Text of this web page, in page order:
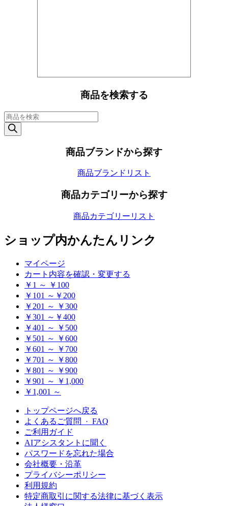
商品を検索する
商
品
検
商品ブランドから探す
商品ブランドリスト
商品カテゴリーから探す
商品カテゴリーリスト
ショップ内かんたんリンク
マイページ
カート内容を確認・変更する
￥1 ～ ￥100
￥101 ～￥200
￥201 ～ ￥300
￥301 ～￥400
￥401 ～ ￥500
￥501 ～ ￥600
￥601 ～ ￥700
￥701 ～ ￥800
￥801 ～ ￥900
￥901 ～ ￥1,000
￥1,001 ～
トップページへ戻る
よくあるご質問 · FAQ
ご利用ガイド
AIアシスタントに聞く
パスワードを忘れた場合
会社概要・沿革
プライバシーポリシー
利用規約
特定商取引に関する法律に基づく表示